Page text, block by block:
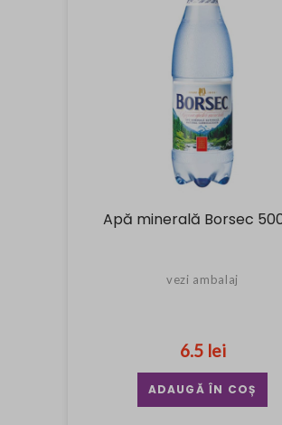
Apă minerală Borsec
vezi ambalaj
6.5 lei
ADAUGĂ ÎN COȘ